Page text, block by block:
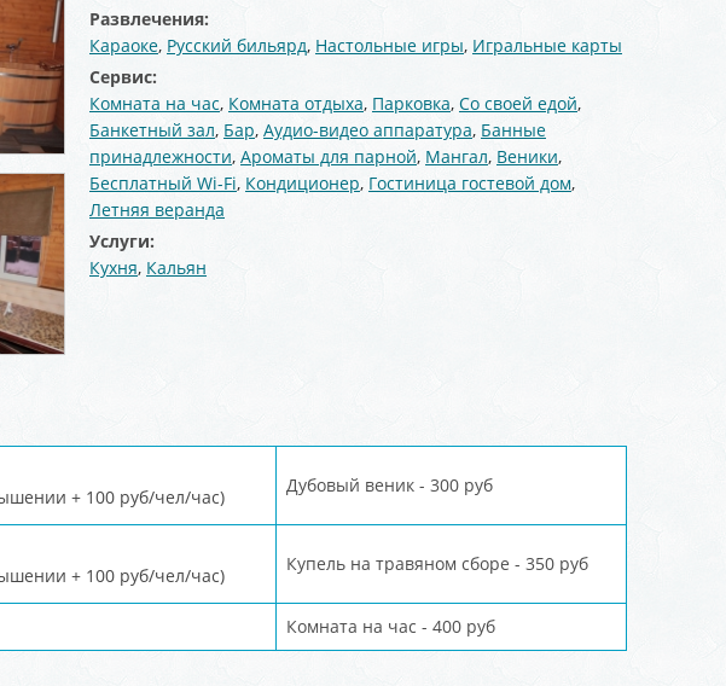
Развлечения:
Караоке, Русский бильярд, Настольные игры, Игральные карты
Сервис:
Комната на час, Комната отдыха, Парковка, Со своей едой,
Банкетный зал, Бар, Аудио-видео аппаратура, Банные
принадлежности, Ароматы для парной, Мангал, Веники,
Бесплатный Wi-Fi, Кондиционер, Гостиница гостевой дом,
Летняя веранда
Услуги:
Кухня, Кальян
+ 100 руб/чел/час)
Дубовый веник - 300 руб
+ 100 руб/чел/час)
Купель на травяном сборе - 350 руб
Комната на час - 400 руб